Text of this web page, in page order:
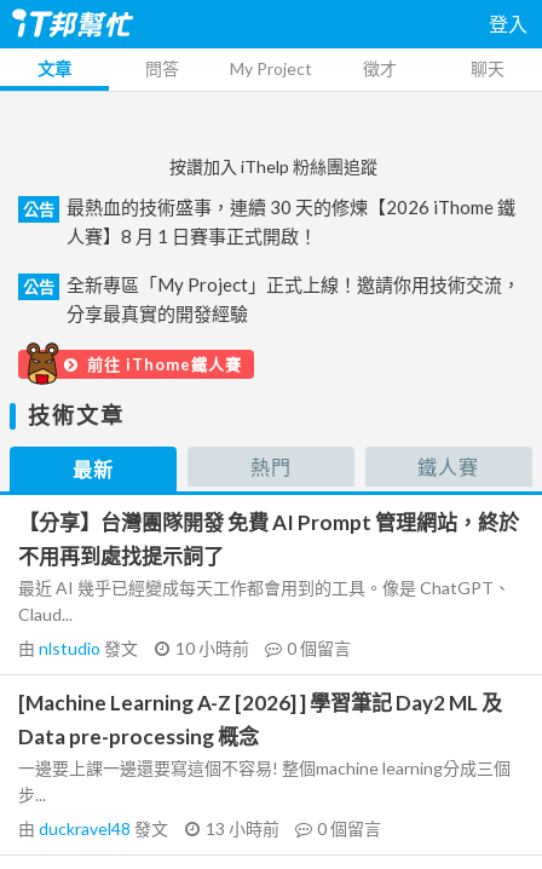
登入
文章 問答 My Project 徵才 聊天
按讚加入 iThelp 粉絲團追蹤
公告
最熱血的技術盛事，連續 30 天的修煉【2026 iThome 鐵
人賽】8 月 1 日賽事正式開啟！
公告
全新專區「My Project」正式上線！邀請你用技術交流，
分享最真實的開發經驗
前往 iThome鐵人賽
技術文章
最新 熱門 鐵人賽
【分享】台灣團隊開發 免費 AI Prompt 管理網站，終於
不用再到處找提示詞了
最近 AI 幾乎已經變成每天工作都會用到的工具。像是 ChatGPT、
Claud...
由 nlstudio 發文 10 小時前 0個留言
[Machine Learning A-Z [2026] ] 學習筆記 Day2 ML 及
Data pre-processing 概念
一邊要上課一邊還要寫這個不容易! 整個machine learning分成三個
步...
由 duckravel48 發文 13 小時前 0個留言